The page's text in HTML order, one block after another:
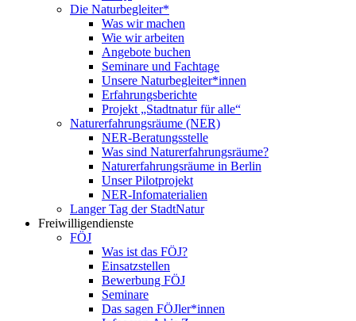
Die Naturbegleiter*
Was wir machen
Wie wir arbeiten
Angebote buchen
Seminare und Fachtage
Unsere Naturbegleiter*innen
Erfahrungsberichte
Projekt „Stadtnatur für alle“
Naturerfahrungsräume (NER)
NER-Beratungsstelle
Was sind Naturerfahrungsräume?
Naturerfahrungsräume in Berlin
Unser Pilotprojekt
NER-Infomaterialien
Langer Tag der StadtNatur
Freiwilligendienste
FÖJ
Was ist das FÖJ?
Einsatzstellen
Bewerbung FÖJ
Seminare
Das sagen FÖJler*innen